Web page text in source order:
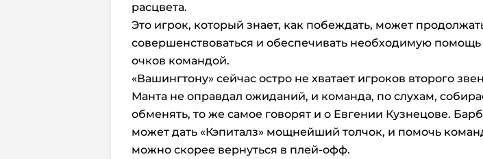
расцвета.
Это игрок, который знает, как побеждать, может
совершенствоваться и обеспечивать необходимую
очков командой.
«Вашингтону» сейчас остро не хватает игроков второго
Манта не оправдал ожиданий, и команда, по слухам,
обменять, то же самое говорят и о Евгении Кузнецове.
может дать «Кэпиталз» мощнейший толчок, и помочь
можно скорее вернуться в плей-офф.